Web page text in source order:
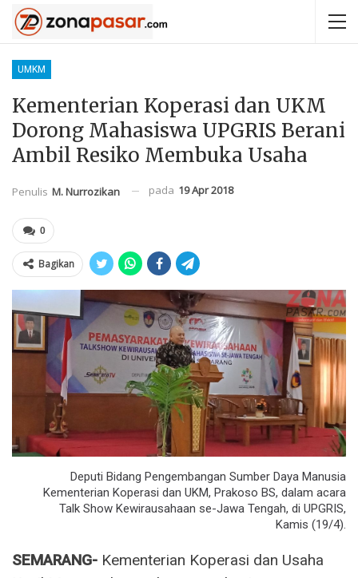
UMKM
Kementerian Koperasi dan UKM
Dorong Mahasiswa UPGRIS Berani
Ambil Resiko Membuka Usaha
Penulis M. Nurrozikan pada 19 Apr 2018
0
Bagikan
Deputi Bidang Pengembangan Sumber Daya Manusia
Kementerian Koperasi dan UKM, Prakoso BS, dalam acara
Talk Show Kewirausahaan se-Jawa Tengah, di UPGRIS,
Kamis (19/4).
SEMARANG- Kementerian Koperasi dan Usaha